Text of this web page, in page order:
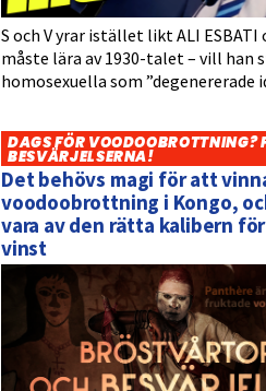
S och V yrar istället likt ALI
måste lära av 1930-talet – vill han
homosexuella som ”degenererade
DAGS FÖR VOODOOBROTTNING?
BESVÄRJELSERNA!
Det behövs magi för att
voodoobrottning i Kongo,
vara av den rätta kalibern
vinst